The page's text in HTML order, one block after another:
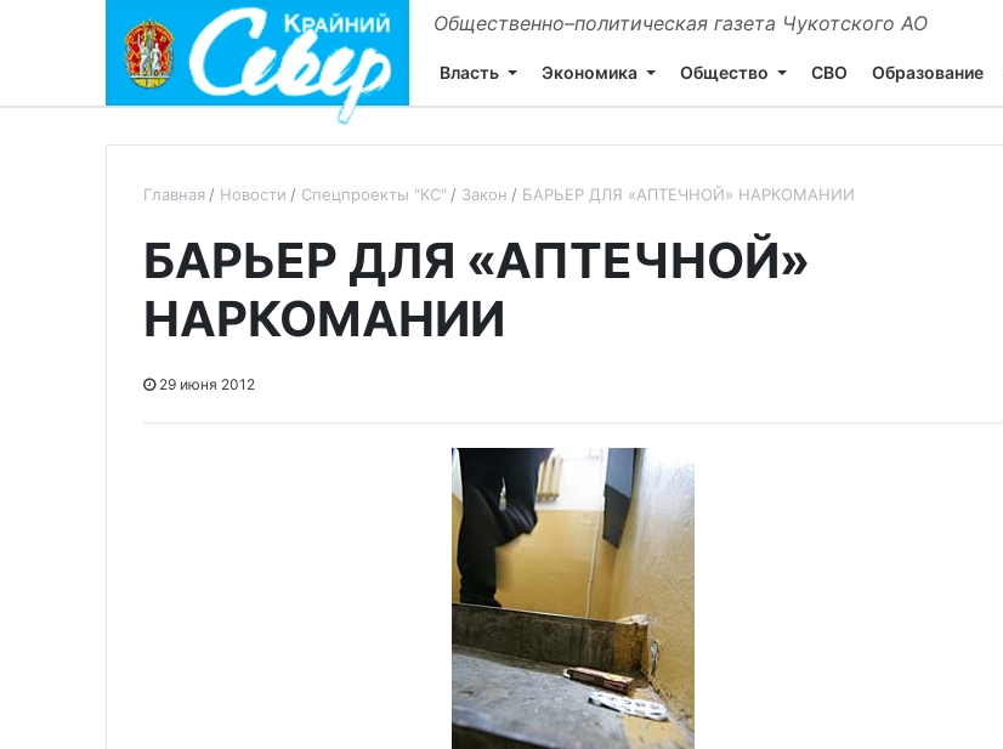
Общественно–политическая газета Чукотского АО
Власть Экономика Общество СВО Образование
Главная Новости Спецпроекты "КС" Закон БАРЬЕР ДЛЯ «АПТЕЧНОЙ» НАРКОМАНИИ
БАРЬЕР ДЛЯ «АПТЕЧНОЙ»
НАРКОМАНИИ
29 июня 2012